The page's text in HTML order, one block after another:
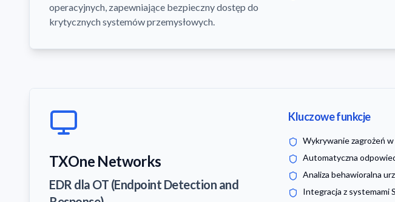
operacyjnych, zapewniające bezpieczny dostęp do
krytycznych systemów przemysłowych.
TXOne Networks
EDR dla OT (Endpoint Detection and
Kluczowe funkcje
Wykrywanie zagrożeń
Automatyczna
Analiza behawioralna
Integracja z systemami